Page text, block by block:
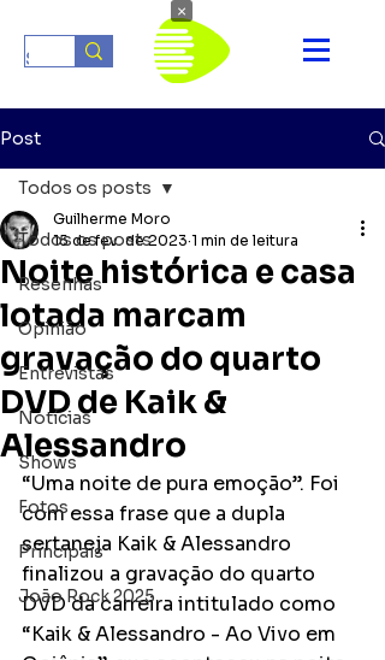
Post
Todos os posts
Resenhas
Opinião
Entrevistas
Notícias
Shows
Fotos
Principais
João Rock 2025
Todos os posts
Noite histórica e casa
lotada marcam
gravação do quarto
DVD de Kaik &
Alessandro
Guilherme Moro
15 de fev. de 2023 1 min de leitura
“Uma noite de pura emoção”. Foi
com essa frase que a dupla
sertaneja Kaik & Alessandro
finalizou a gravação do quarto
DVD da carreira intitulado como
“Kaik & Alessandro - Ao Vivo em
×